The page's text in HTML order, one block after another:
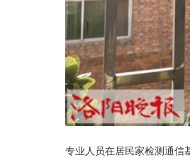
专业人员在居民家检测通信